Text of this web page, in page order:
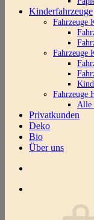
Kinderfahrzeuge
Fahrzeuge
Fahrzeuge
Fahrzeuge
Alle
Privatkunden
Deko
Bio
Über uns